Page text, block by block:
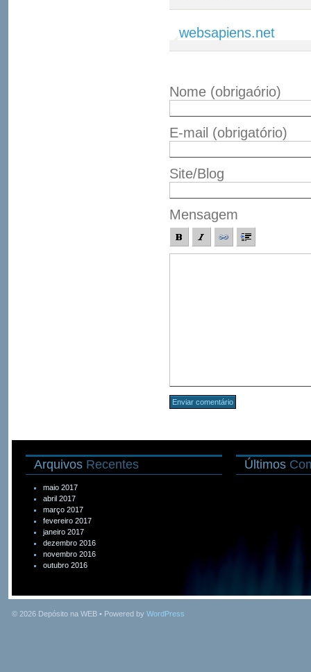
websapiens.net
Nome (obrigaório)
E-mail (obrigatório)
Site/Blog
Mensagem
Arquivos Recentes
maio 2017
abril 2017
março 2017
fevereiro 2017
janeiro 2017
dezembro 2016
novembro 2016
outubro 2016
Últimos
© 2026 Depósito na WEB • Powered by WordPress